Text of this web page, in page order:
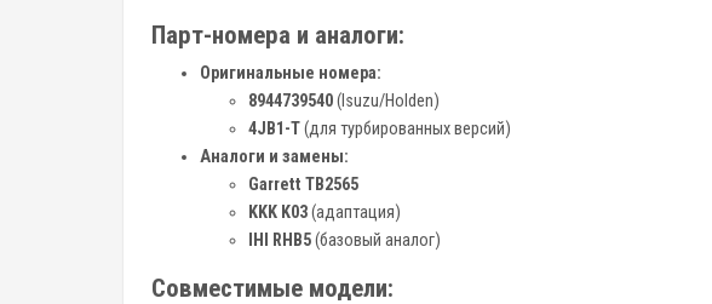
Парт-номера и аналоги:
Оригинальные номера:
8944739540(Isuzu/Holden)
4JB1-T(для турбированных версий)
Аналоги и замены:
Garrett TB2565
KKK K03(адаптация)
IHI RHB5(базовый аналог)
Совместимые модели: